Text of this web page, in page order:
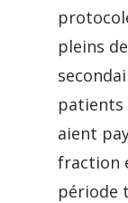
pleins
patients
aient
fraction
période